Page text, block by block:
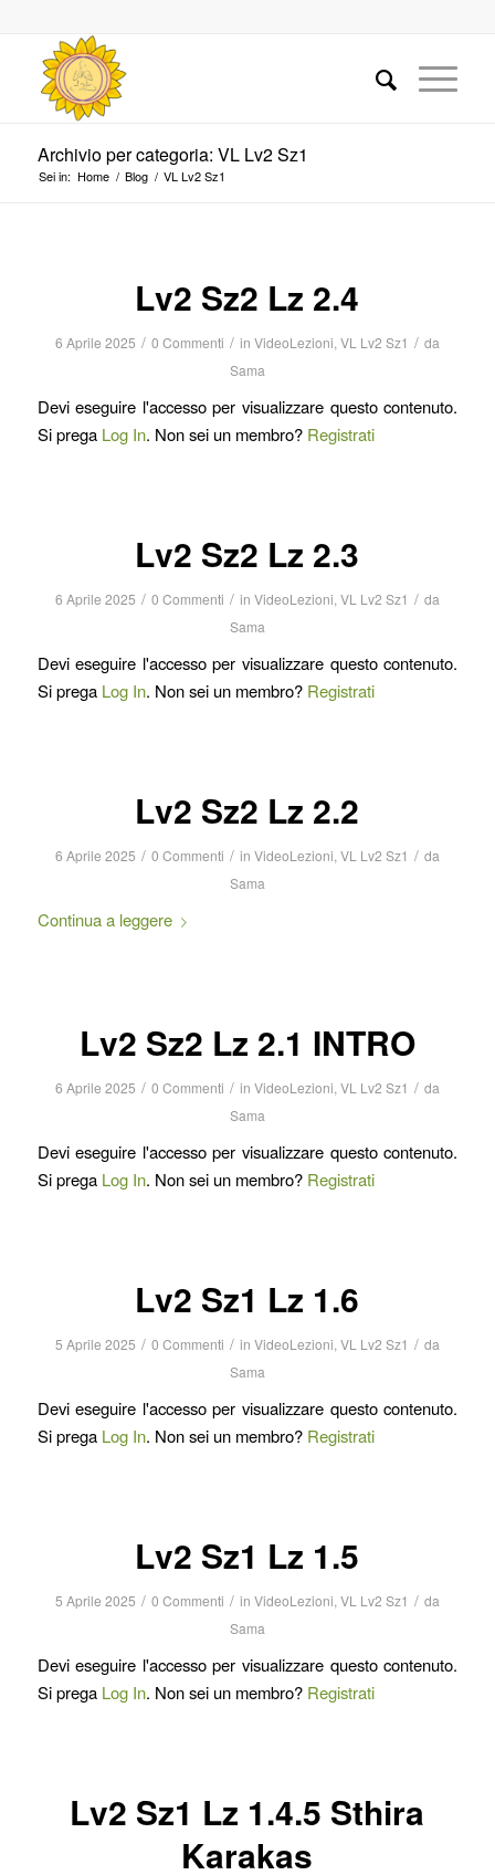
Archivio per categoria: VL Lv2 Sz1
Sei in: Home / Blog / VL Lv2 Sz1
Lv2 Sz2 Lz 2.4
6 Aprile 2025 / 0 Commenti / in VideoLezioni, VL Lv2 Sz1 / da
Sama
Devi eseguire l'accesso per visualizzare questo contenuto.
Si prega Log In. Non sei un membro? Registrati
Lv2 Sz2 Lz 2.3
6 Aprile 2025 / 0 Commenti / in VideoLezioni, VL Lv2 Sz1 / da
Sama
Devi eseguire l'accesso per visualizzare questo contenuto.
Si prega Log In. Non sei un membro? Registrati
Lv2 Sz2 Lz 2.2
6 Aprile 2025 / 0 Commenti / in VideoLezioni, VL Lv2 Sz1 / da
Sama
Continua a leggere
Lv2 Sz2 Lz 2.1 INTRO
6 Aprile 2025 / 0 Commenti / in VideoLezioni, VL Lv2 Sz1 / da
Sama
Devi eseguire l'accesso per visualizzare questo contenuto.
Si prega Log In. Non sei un membro? Registrati
Lv2 Sz1 Lz 1.6
5 Aprile 2025 / 0 Commenti / in VideoLezioni, VL Lv2 Sz1 / da
Sama
Devi eseguire l'accesso per visualizzare questo contenuto.
Si prega Log In. Non sei un membro? Registrati
Lv2 Sz1 Lz 1.5
5 Aprile 2025 / 0 Commenti / in VideoLezioni, VL Lv2 Sz1 / da
Sama
Devi eseguire l'accesso per visualizzare questo contenuto.
Si prega Log In. Non sei un membro? Registrati
Lv2 Sz1 Lz 1.4.5 Sthira
Karakas